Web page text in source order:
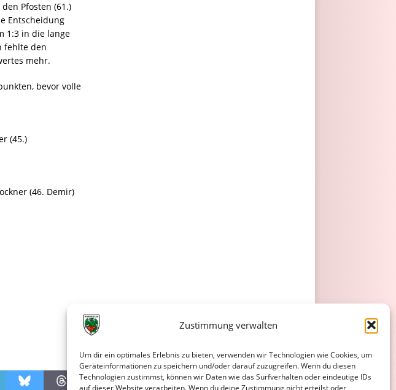
Zustimmung verwalten
Um dir ein optimales Erlebnis zu bieten, verwenden wir Technologien wie Cookies, um
Geräteinformationen zu speichern und/oder darauf zuzugreifen. Wenn du diesen
Technologien zustimmst, können wir Daten wie das Surfverhalten oder eindeutige IDs
auf dieser Website verarbeiten. Wenn du deine Zustimmung nicht erteilst oder
Pfosten (61.)
Entscheidung
1:3 in die lange
fehlte den
mehr.
bevor volle
(45.)
(46. Demir) 